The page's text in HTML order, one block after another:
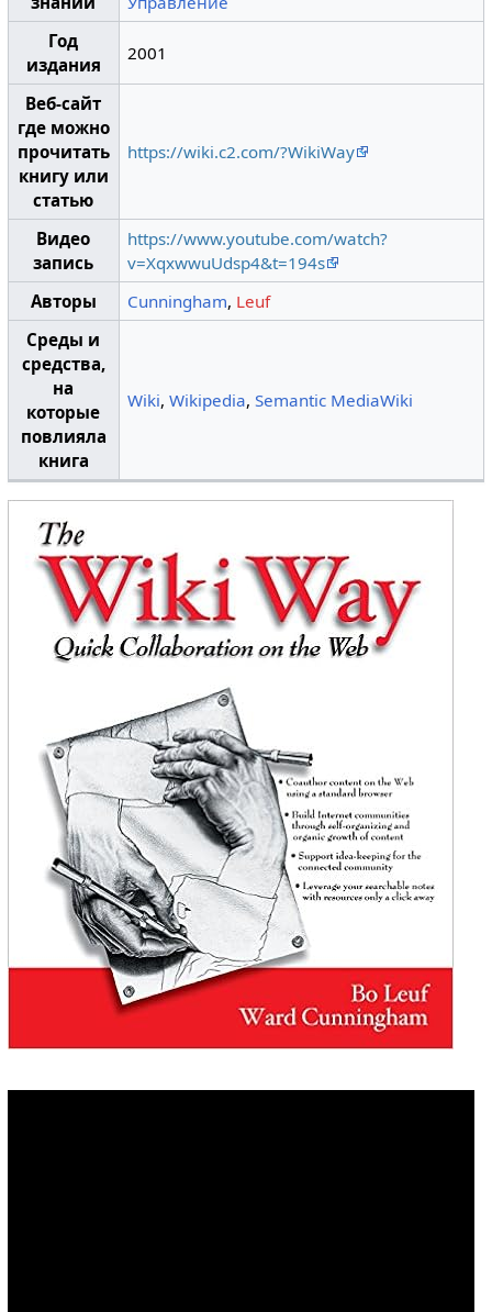
Год
издания
2001
Веб-сайт
где можно
прочитать
книгу или
статью
https://wiki.c2.com/?WikiWay
Видео
запись
https://www.youtube.com/watch?
v=XqxwwuUdsp4&t=194s
Авторы
Cunningham, Leuf
Среды и
средства,
на
которые
повлияла
книга
Wiki,Wikipedia,Semantic MediaWiki